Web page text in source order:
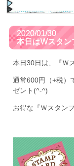
2020/01/30
本日はWスタン
本日30日は、『Ｗ
通常600円（+税）
ゼント(^-^)
お得な『Ｗスタン